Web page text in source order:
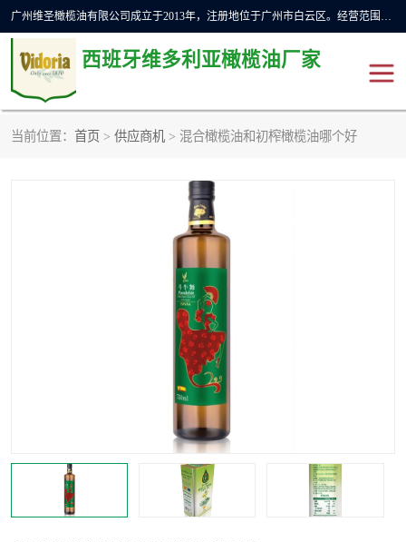
广州维圣橄榄油有限公司成立于2013年，注册地位于广州市白云区。经营范围包括饲料原料销售;畜牧渔业饲料销售;化妆品批发;贸易经纪;食品进出口等，主要产品有：橄榄果渣油，橄榄油，纯橄榄油等。
西班牙维多利亚橄榄油厂家
当前位置： 首页 > 供应商机 > 混合橄榄油和初榨橄榄油哪个好
精炼橄榄油